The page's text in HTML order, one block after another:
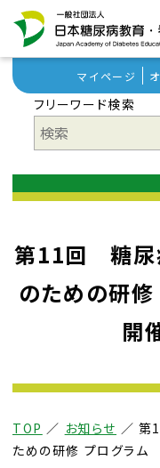
マイページ
フリーワード検索
第11回 糖尿
のための研
開
TOP ／ お知らせ ／ 第
ための研修 プログラム